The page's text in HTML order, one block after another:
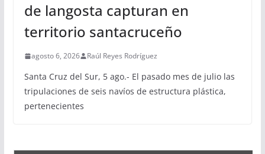
de langosta capturan en
territorio santacruceño
agosto 6, 2026 Raúl Reyes Rodríguez
Santa Cruz del Sur, 5 ago.- El pasado mes de julio las
tripulaciones de seis navíos de estructura plástica,
pertenecientes